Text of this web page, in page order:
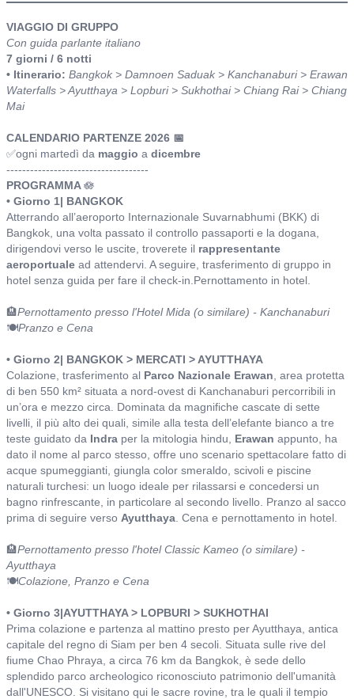
VIAGGIO DI GRUPPO
Con guida parlante italiano
7 giorni / 6 notti
• Itinerario: Bangkok > Damnoen Saduak > Kanchanaburi > Erawan
Waterfalls > Ayutthaya > Lopburi > Sukhothai > Chiang Rai > Chiang
Mai
CALENDARIO PARTENZE 2026 📅
✅ogni martedì da maggio a dicembre
------------------------------------
PROGRAMMA🪷
• Giorno 1| BANGKOK
Atterrando all’aeroporto Internazionale Suvarnabhumi (BKK) di
Bangkok, una volta passato il controllo passaporti e la dogana,
dirigendovi verso le uscite, troverete il rappresentante
aeroportuale ad attendervi. A seguire, trasferimento di gruppo in
hotel senza guida per fare il check-in.Pernottamento in hotel.
🏨Pernottamento presso l'Hotel Mida (o similare) - Kanchanaburi
🍽️Pranzo e Cena
• Giorno 2| BANGKOK > MERCATI > AYUTTHAYA
Colazione, trasferimento al Parco Nazionale Erawan , area protetta
di ben 550 km² situata a nord-ovest di Kanchanaburi percorribili in
un’ora e mezzo circa. Dominata da magnifiche cascate di sette
livelli, il più alto dei quali, simile alla testa dell’elefante bianco a tre
teste guidato da Indra per la mitologia hindu, Erawan appunto, ha
dato il nome al parco stesso, offre uno scenario spettacolare fatto di
acque spumeggianti, giungla color smeraldo, scivoli e piscine
naturali turchesi: un luogo ideale per rilassarsi e concedersi un
bagno rinfrescante, in particolare al secondo livello. Pranzo al sacco
prima di seguire verso Ayutthaya . Cena e pernottamento in hotel.
🏨Pernottamento presso l'hotel Classic Kameo (o similare) -
Ayutthaya
🍽️Colazione, Pranzo e Cena
• Giorno 3|AYUTTHAYA > LOPBURI > SUKHOTHAI
Prima colazione e partenza al mattino presto per Ayutthaya, antica
capitale del regno di Siam per ben 4 secoli. Situata sulle rive del
fiume Chao Phraya, a circa 76 km da Bangkok, è sede dello
splendido parco archeologico riconosciuto patrimonio dell'umanità
dall'UNESCO. Si visitano qui le sacre rovine, tra le quali il tempio